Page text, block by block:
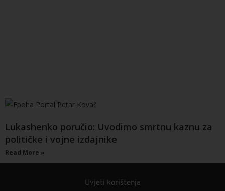
Lukashenko poručio: Uvodimo smrtnu kaznu za
političke i vojne izdajnike
Read More »
Uvjeti korištenja